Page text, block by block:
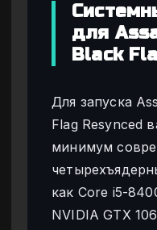
для
Black
Для запуска
Flag Resynced
минимум
как Core i5-
NVIDIA GTX